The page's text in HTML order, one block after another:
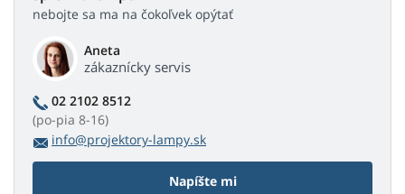
nebojte sa ma na čokoľvek opýtať
Aneta
zákaznícky servis
02 2102 8512
(po-pia 8-16)
info@projektory-lampy.sk
Napíšte mi